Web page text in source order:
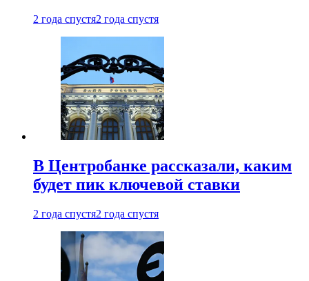
2 года спустя2 года спустя
В Центробанке рассказали, каким
будет пик ключевой ставки
2 года спустя2 года спустя